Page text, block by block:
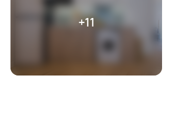
+11